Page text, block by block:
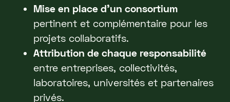
Mise en place d’un consortium
pertinent et complémentaire pour les
projets collaboratifs.
Attribution de chaque responsabilité
entre entreprises, collectivités,
laboratoires, universités et partenaires
privés.